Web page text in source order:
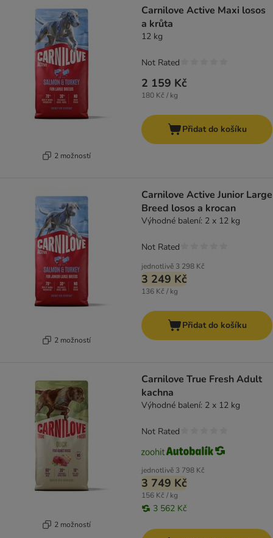
2 možností
Carnilove Active Maxi losos
a krůta
12 kg
2 159 Kč
180 Kč / kg
Not Rated
Přidat do košíku
2 možností
Carnilove Active Junior Large
Breed losos a krocan
Výhodné balení: 2 x 12 kg
jednotlivě 3 298 Kč
3 249 Kč
136 Kč / kg
Not Rated
Přidat do košíku
2 možností
Carnilove True Fresh Adult
kachna
Výhodné balení: 2 x 12 kg
jednotlivě 3 798 Kč
3 749 Kč
156 Kč / kg
3 562 Kč
Not Rated